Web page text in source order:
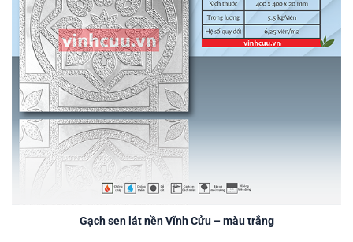
Gạch sen lát nền Vĩnh Cửu – màu trắng